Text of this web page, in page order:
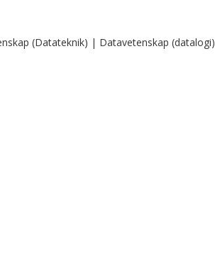
(Datateknik) | Datavetenskap (datalogi)